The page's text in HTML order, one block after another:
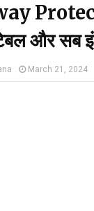
और सब
March 21, 2024